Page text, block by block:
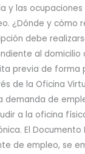
y las
¿Dónde y cómo
debe
al domicilio
previa de forma
de la Oficina
demanda de
a la oficina
El Documento
de empleo, se